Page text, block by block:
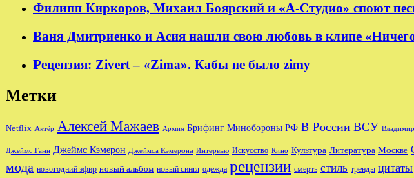
Филипп Киркоров, Михаил Боярский и «А-Студио» споют
Ваня Дмитриенко и Асия нашли свою любовь в клипе «Ничего
Рецензия: Zivert – «Zima». Кабы не было zimy
Метки
Netflix Актёр Алексей Мажаев Армия Брифинг Минобороны РФ В России ВСУ
Джеймс Ганн Джеймс Кэмерон Джеймса Кэмерона Интервью Искусство Кино Культура Литература Москве
мода новогодний эфир новый альбом новый сингл одежда рецензии смерть стиль тренды цитаты